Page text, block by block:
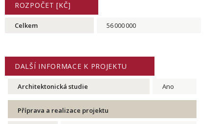
ROZPOČET [KČ]
Celkem 56 000 000
DALŠÍ INFORMACE K PROJEKTU
Architektonická studie Ano
Příprava a realizace projektu